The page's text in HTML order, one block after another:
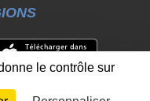
le contrôle sur